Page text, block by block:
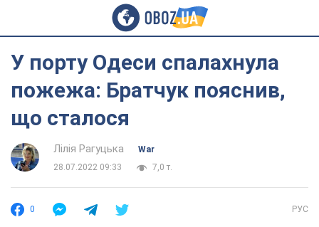
У порту Одеси спалахнула
пожежа: Братчук пояснив,
що сталося
Лілія Рагуцька
War
28.07.2022 09:33
7,0 т.
0 РУС